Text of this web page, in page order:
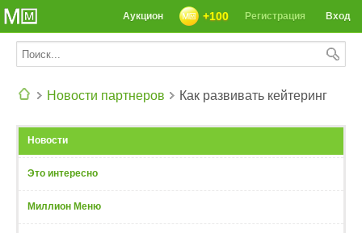
СЕГОДНЯ: 39142 РЕЦЕПТА
Вход
Регистрация
+100
Аукцион
Новости партнеров Как развивать кейтеринг
Новости
Это интересно
Миллион Меню